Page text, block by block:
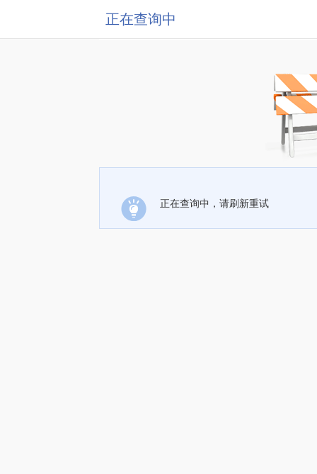
正在查询中
正在查询中，请刷新重试